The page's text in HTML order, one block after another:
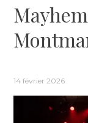
14 février 2026